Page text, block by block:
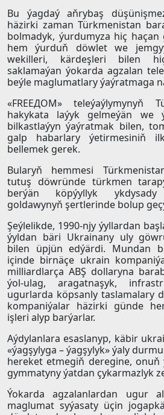
Bu ýagdaý aňrybaş
häzirki zaman Türkmenistan
bolmadyk, ýurdumyza hiç
hem ýurduň döwlet we
wekilleri, kärdeşleri bilen
saklamaýan ýokarda agzalan
beýle maglumatlary ýaýratmaga
«FREEДОМ» teleýaýlymynyň
hakykata laýyk gelmeýän we
bilkastlaýyn ýaýratmak bilen,
galp habarlary ýetirmesiniň
bellemek gerek.
Bularyň hemmesi
tutuş döwründe türkmen
berýän köpýyllyk
goldawynyň şertlerinde bolup
Şeýlelikde, 1990-njy ýyllardan
ýyldan bäri Ukrainany uly
bilen üpjün edýärdi. Mundan
içinde birnäçe ukrain
milliardlarça ABŞ dollaryna
ýol-ulag, aragatnaşyk,
ugurlarda köpsanly taslamalary
kompaniýalar häzirki günde
işleri alyp barýarlar.
Aýdylanlara esaslanyp, käbir
«ýagşylyga – ýagşylyk» ýaly
hereket etmegiň deregine,
gymmatyny ýatdan çykarmazlyk
Ýokarda agzalanlardan ugur
maglumat syýasaty üçin